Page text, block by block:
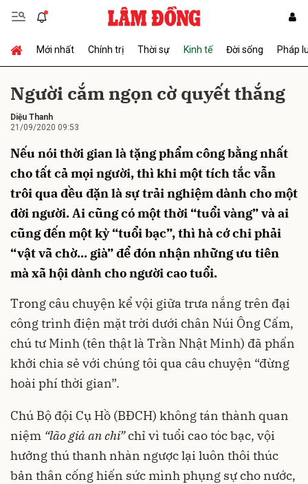
Mới nhất Chính trị Thời sự Kinh tế Đời sống Pháp
Người cắm ngọn cờ quyết thắng
Diệu Thanh
21/09/2020 09:53
Nếu nói thời gian là tặng phẩm công bằng nhất
cho tất cả mọi người, thì khi một tích tắc vẫn
trôi qua đều đặn là sự trải nghiệm dành cho một
đời người. Ai cũng có một thời “tuổi vàng” và ai
cũng đến một kỳ “tuổi bạc”, thì hà cớ chi phải
“vật vã chờ... già” để đón nhận những ưu tiên
mà xã hội dành cho người cao tuổi.
Trong câu chuyện kể vội giữa trưa nắng trên đại
công trình điện mặt trời dưới chân Núi Ông Cấm,
chú tư Minh (tên thật là Trần Nhật Minh) đã phấn
khởi chia sẻ với chúng tôi qua câu chuyện “đừng
hoài phí thời gian”.
Chú Bộ đội Cụ Hồ (BĐCH) không tán thành quan
niệm “lão giả an chi”chỉ vì tuổi cao tóc bạc, vội
hưởng thú thanh nhàn ngược lại luôn thôi thúc
bản thân cống hiến sức mình phụng sự cho nước,
Gửi bình luận
Hủy Gửi